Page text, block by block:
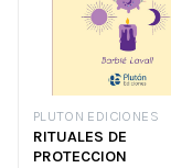
PLUTON EDICIONES
RITUALES DE
PROTECCION